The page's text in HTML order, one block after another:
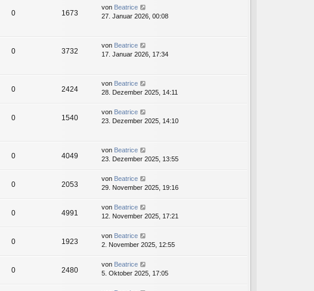
0 1673
von Beatrice
27. Januar 2026, 00:08
0 3732
von Beatrice
17. Januar 2026, 17:34
0 2424
von Beatrice
28. Dezember 2025, 14:11
0 1540
von Beatrice
23. Dezember 2025, 14:10
0 4049
von Beatrice
23. Dezember 2025, 13:55
0 2053
von Beatrice
29. November 2025, 19:16
0 4991
von Beatrice
12. November 2025, 17:21
0 1923
von Beatrice
2. November 2025, 12:55
0 2480
von Beatrice
5. Oktober 2025, 17:05